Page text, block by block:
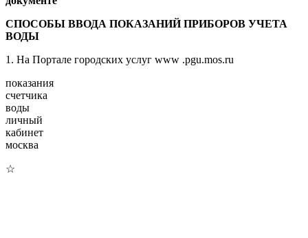
СПОСОБЫ ВВОДА ПОКАЗАНИЙ ПРИБОРОВ УЧЕТА
ВОДЫ
1. На Портале городских услуг www .pgu.mos.ru
показания
счетчика
воды
личный
кабинет
москва
☆